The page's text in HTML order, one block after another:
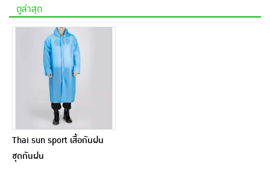
ดูล่าสุด
Thai sun sport เสื้อกันฝน
ชุดกันฝน